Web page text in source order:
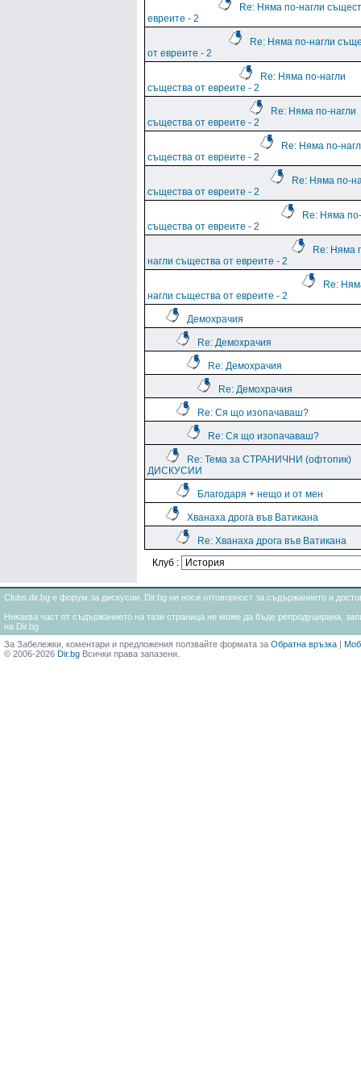
Re: Няма по-нагли
евреите - 2
Re: Няма по-нагли
от евреите - 2
Re: Няма по-нагли
същества от евреите - 2
Re: Няма по-нагли
същества от евреите - 2
Re: Няма по-
същества от евреите - 2
Re: Няма по-
същества от евреите - 2
Re: Няма
същества от евреите - 2
Re: Няма
нагли същества от евреите - 2
Re:
нагли същества от евреите - 2
Демохрачия
Re: Демохрачия
Re: Демохрачия
Re: Демохрачия
Re: Ся що изопачаваш?
Re: Ся що изопачаваш?
Re: Тема за СТРАНИЧНИ (офтопик)
ДИСКУСИИ
Благодаря + нещо и от мен
Хванаха дрога във Ватикана
Re: Хванаха дрога във Ватикана
Клуб :
Clubs.dir.bg е форум за дискусии. Dir.bg не носи отговорност за съдържанието и
Никаква част от съдържанието на тази страница не може да бъде репродуцирана,
на Dir.bg
За Забележки, коментари и предложения ползвайте формата за Обратна връзка |
© 2006-2026 Dir.bg Всички права запазени.